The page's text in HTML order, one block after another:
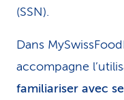
(SSN).
Dans
accompagne
familiariser avec